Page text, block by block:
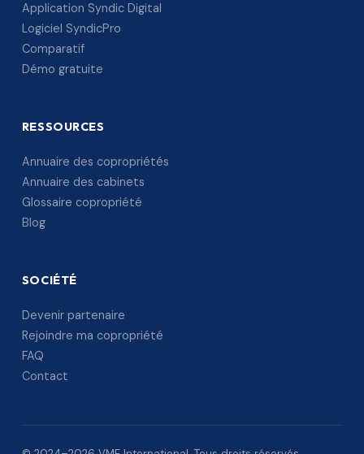
Application Syndic Digital
Logiciel SyndicPro
Comparatif
Démo gratuite
RESSOURCES
Annuaire des copropriétés
Annuaire des cabinets
Glossaire copropriété
Blog
SOCIÉTÉ
Devenir partenaire
Rejoindre ma copropriété
FAQ
Contact